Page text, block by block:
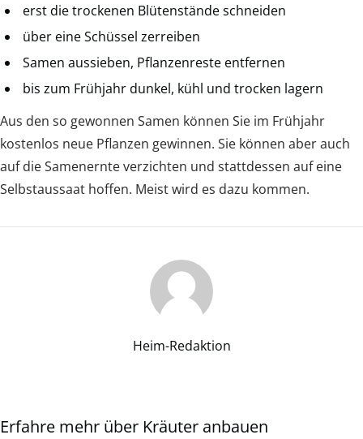
erst die trockenen Blütenstände schneiden
über eine Schüssel zerreiben
Samen aussieben, Pflanzenreste entfernen
bis zum Frühjahr dunkel, kühl und trocken lagern
Aus den so gewonnen Samen können Sie im Frühjahr
kostenlos neue Pflanzen gewinnen. Sie können aber auch
auf die Samenernte verzichten und stattdessen auf eine
Selbstaussaat hoffen. Meist wird es dazu kommen.
Heim-Redaktion
Erfahre mehr über Kräuter anbauen